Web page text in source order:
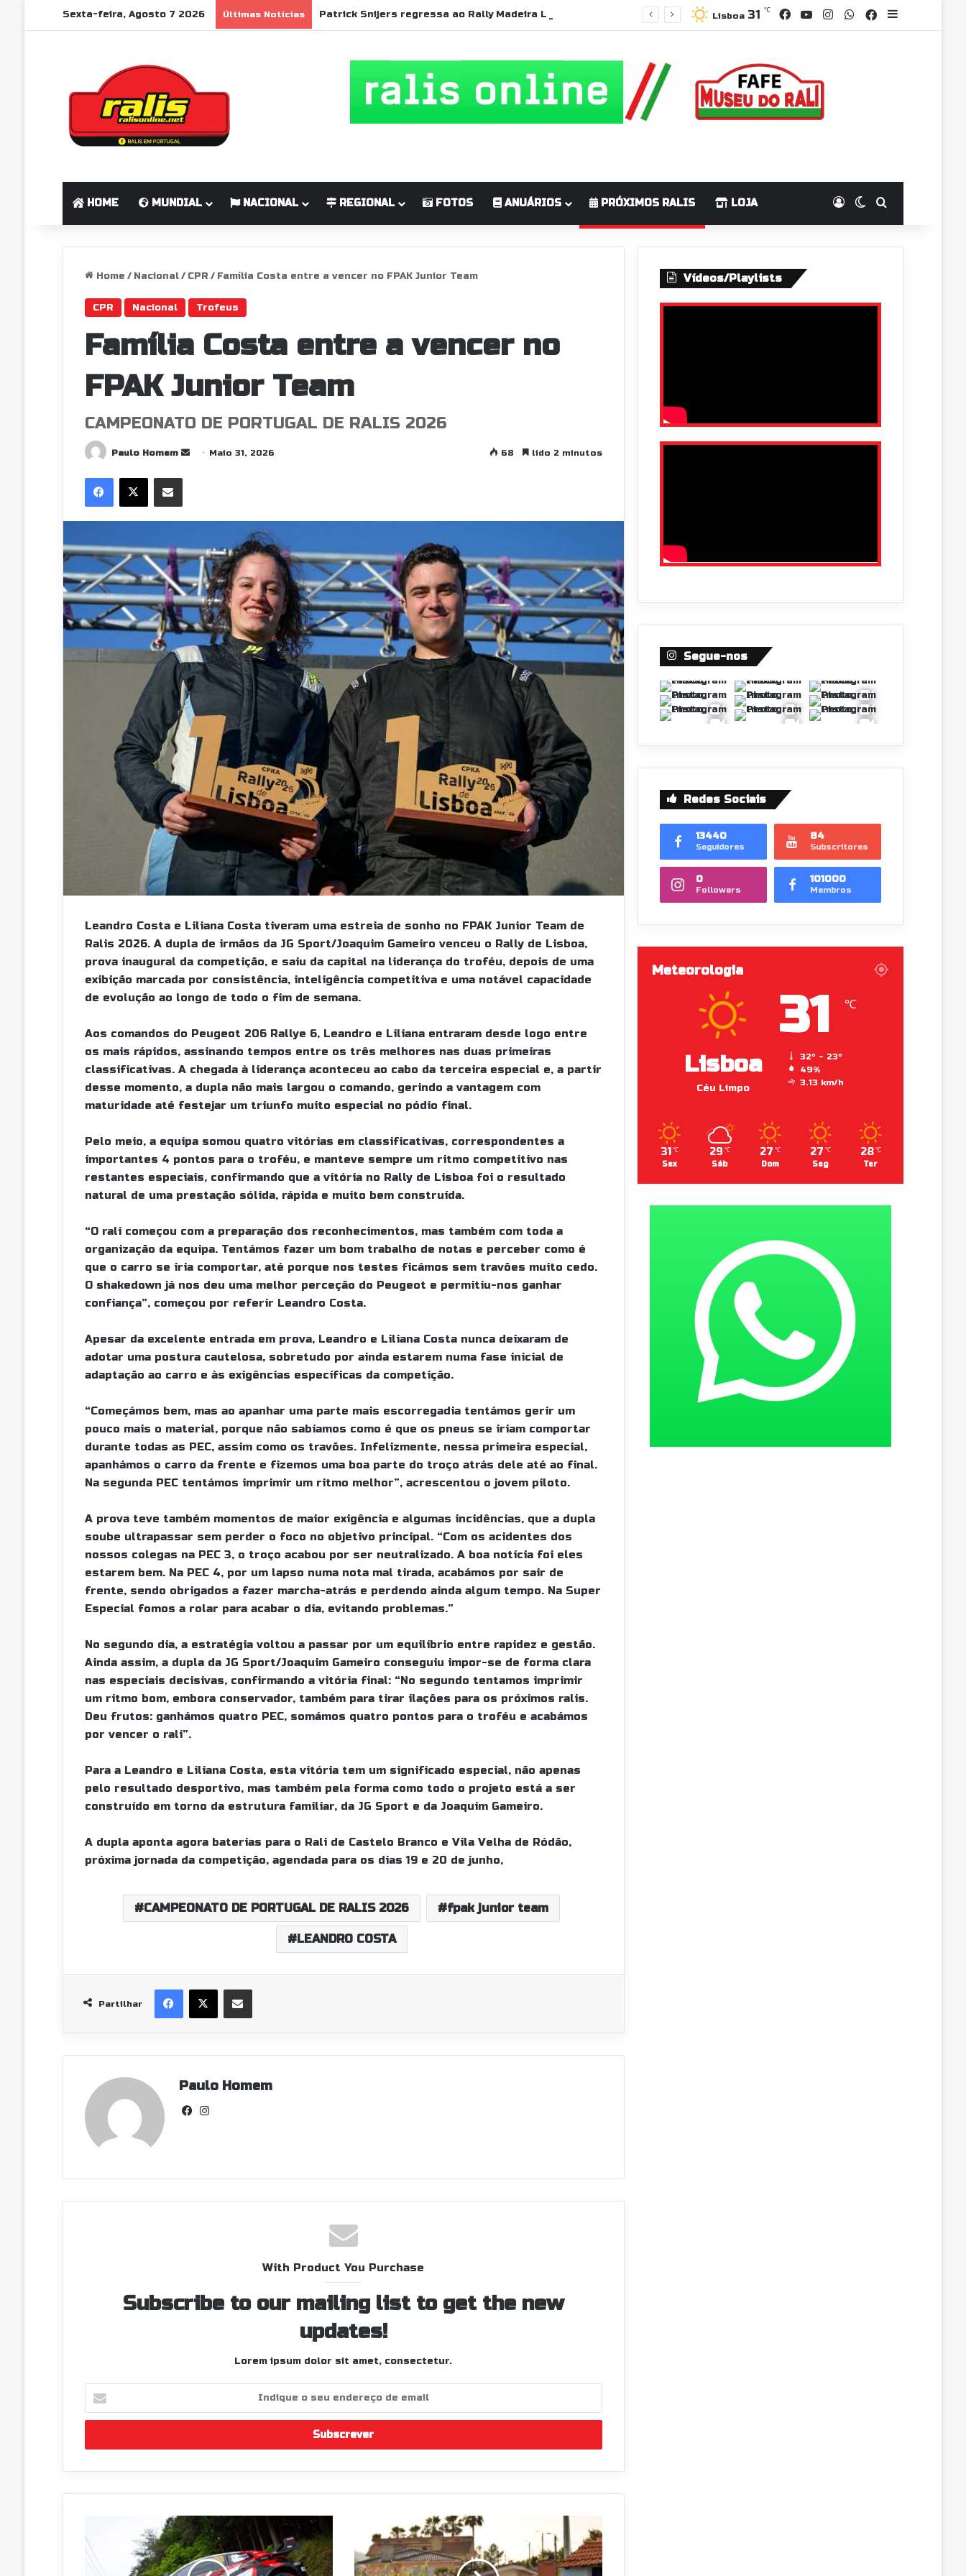
Sexta-feira, Agosto 7 2026 Últimas Notícias Lisboa 31 ℃ Facebook
YouTube
Instagram
WhatsApp
GrupoSidebar
HOME MUNDIAL NACIONAL REGIONAL FOTOS ANUÁRIOS PRÓXIMOS RALIS LOJA Log InSwitch skin
Home / Nacional/ CPR / Família Costa entre a vencer no FPAK Junior Team
CPR Nacional Trofeus
Família Costa entre a vencer no
FPAK Junior Team
CAMPEONATO DE PORTUGAL DE RALIS 2026
Paulo Homem
SendMaio 31, 2026 68 lido 2 minutos
Facebook
X Partilhar Via Email
Leandro Costa e Liliana Costa tiveram uma estreia de sonho no FPAK Junior Team de
Ralis 2026. A dupla de irmãos da JG Sport/Joaquim Gameiro venceu o Rally de Lisboa,
prova inaugural da competição, e saiu da capital na liderança do troféu, depois de uma
exibição marcada por consistência, inteligência competitiva e uma notável capacidade
de evolução ao longo de todo o fim de semana.
Aos comandos do Peugeot 206 Rallye 6, Leandro e Liliana entraram desde logo entre
os mais rápidos, assinando tempos entre os três melhores nas duas primeiras
classificativas. A chegada à liderança aconteceu ao cabo da terceira especial e, a partir
desse momento, a dupla não mais largou o comando, gerindo a vantagem com
maturidade até festejar um triunfo muito especial no pódio final.
Pelo meio, a equipa somou quatro vitórias em classificativas, correspondentes a
importantes 4 pontos para o troféu, e manteve sempre um ritmo competitivo nas
restantes especiais, confirmando que a vitória no Rally de Lisboa foi o resultado
natural de uma prestação sólida, rápida e muito bem construída.
“O rali começou com a preparação dos reconhecimentos, mas também com toda a
organização da equipa. Tentámos fazer um bom trabalho de notas e perceber como é
que o carro se iria comportar, até porque nos testes ficámos sem travões muito cedo.
O shakedown já nos deu uma melhor perceção do Peugeot e permitiu-nos ganhar
confiança”, começou por referir Leandro Costa.
Apesar da excelente entrada em prova, Leandro e Liliana Costa nunca deixaram de
adotar uma postura cautelosa, sobretudo por ainda estarem numa fase inicial de
adaptação ao carro e às exigências específicas da competição.
“Começámos bem, mas ao apanhar uma parte mais escorregadia tentámos gerir um
pouco mais o material, porque não sabíamos como é que os pneus se iriam comportar
durante todas as PEC, assim como os travões. Infelizmente, nessa primeira especial,
apanhámos o carro da frente e fizemos uma boa parte do troço atrás dele até ao final.
Na segunda PEC tentámos imprimir um ritmo melhor”, acrescentou o jovem piloto.
A prova teve também momentos de maior exigência e algumas incidências, que a dupla
soube ultrapassar sem perder o foco no objetivo principal. “Com os acidentes dos
nossos colegas na PEC 3, o troço acabou por ser neutralizado. A boa notícia foi eles
estarem bem. Na PEC 4, por um lapso numa nota mal tirada, acabámos por sair de
frente, sendo obrigados a fazer marcha-atrás e perdendo ainda algum tempo. Na Super
Especial fomos a rolar para acabar o dia, evitando problemas.”
No segundo dia, a estratégia voltou a passar por um equilíbrio entre rapidez e gestão.
Ainda assim, a dupla da JG Sport/Joaquim Gameiro conseguiu impor-se de forma clara
nas especiais decisivas, confirmando a vitória final: “No segundo tentamos imprimir
um ritmo bom, embora conservador, também para tirar ilações para os próximos ralis.
Deu frutos: ganhámos quatro PEC, somámos quatro pontos para o troféu e acabámos
por vencer o rali”.
Para a Leandro e Liliana Costa, esta vitória tem um significado especial, não apenas
pelo resultado desportivo, mas também pela forma como todo o projeto está a ser
construído em torno da estrutura familiar, da JG Sport e da Joaquim Gameiro.
A dupla aponta agora baterias para o Rali de Castelo Branco e Vila Velha de Ródão,
próxima jornada da competição, agendada para os dias 19 e 20 de junho,
CAMPEONATO DE PORTUGAL DE RALIS 2026 fpak junior team
LEANDRO COSTA
Partilhar
Facebook
X Partilhar Via Email
Paulo Homem
Facebook
With Product You Purchase
Subscribe to our mailing list to get the new
updates!
Lorem ipsum dolor sit amet, consectetur.
seu
de
Evans
sem
oposição
de
Vídeos/Playlists
Segue-nos
Redes Sociais
13440
Seguidores
84
Subscritores
0
Followers
101000
Membros
Meteorologia
Lisboa
Céu Limpo
31 ℃
32º - 23º
49%
3.13 km/h
31 ℃
Sex
29 ℃
Sáb
27 ℃
Dom
27 ℃
Seg
28 ℃
Ter